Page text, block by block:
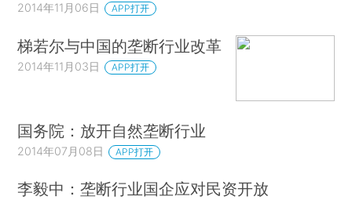
2014年11月06日 APP打开
梯若尔与中国的垄断行业改革
2014年11月03日 APP打开
国务院：放开自然垄断行业
2014年07月08日 APP打开
李毅中：垄断行业国企应对民资开放